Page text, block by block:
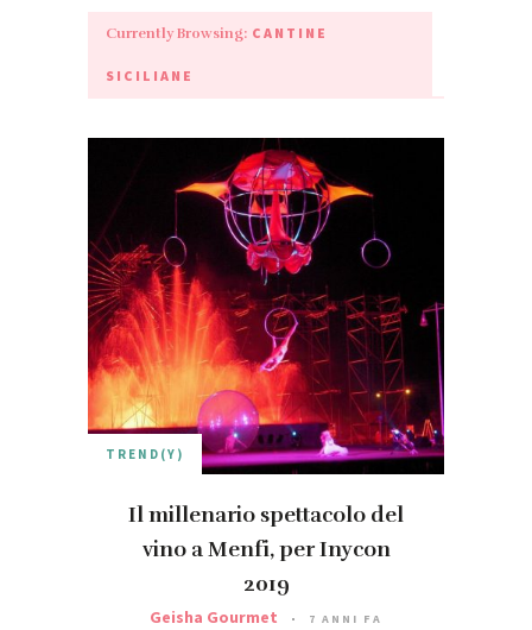
Currently Browsing: CANTINE
SICILIANE
TREND(Y)
Il millenario spettacolo del
vino a Menfi, per Inycon
2019
Geisha Gourmet 7 ANNI FA